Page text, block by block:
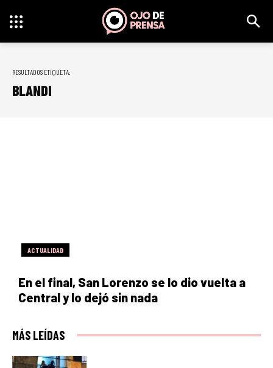
RESULTADOS ETIQUETA:
BLANDI
ACTUALIDAD
En el final, San Lorenzo se lo dio vuelta a
Central y lo dejó sin nada
MÁS LEÍDAS